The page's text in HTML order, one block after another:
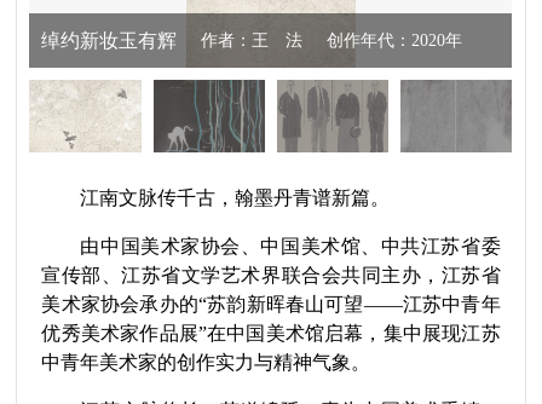
绰约新妆玉有辉 作者：王 法 创作年代：2020年
规格：201cm×141cm 材质：纸本设色
江南文脉传千古，翰墨丹青谱新篇。
由中国美术家协会、中国美术馆、中共江苏省委
宣传部、江苏省文学艺术界联合会共同主办，江苏省
美术家协会承办的“苏韵新晖春山可望——江苏中青年
优秀美术家作品展”在中国美术馆启幕，集中展现江苏
中青年美术家的创作实力与精神气象。